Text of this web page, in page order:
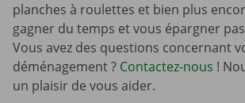
planches à roulettes et bien plus
gagner du temps et vous épargner
Vous avez des questions concernant
déménagement ? Contactez-nous !
un plaisir de vous aider.